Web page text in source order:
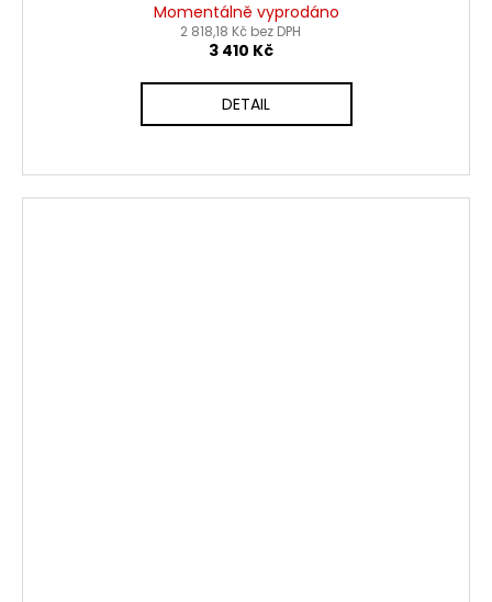
Momentálně vyprodáno
2 818,18 Kč bez DPH
3 410 Kč
DETAIL